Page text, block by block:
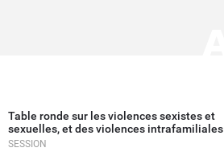
Table ronde sur les violences sexistes et
sexuelles, et des violences intrafamiliales
SESSION